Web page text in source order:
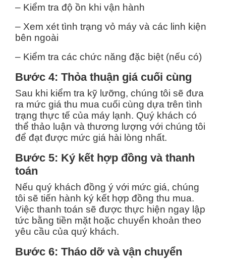
– Kiểm tra độ ồn khi vận hành
– Xem xét tình trạng vỏ máy và các linh kiện
bên ngoài
– Kiểm tra các chức năng đặc biệt (nếu có)
Bước 4: Thỏa thuận giá cuối cùng
Sau khi kiểm tra kỹ lưỡng, chúng tôi sẽ đưa
ra mức giá thu mua cuối cùng dựa trên tình
trạng thực tế của máy lạnh. Quý khách có
thể thảo luận và thương lượng với chúng tôi
để đạt được mức giá hài lòng nhất.
Bước 5: Ký kết hợp đồng và thanh
toán
Nếu quý khách đồng ý với mức giá, chúng
tôi sẽ tiến hành ký kết hợp đồng thu mua.
Việc thanh toán sẽ được thực hiện ngay lập
tức bằng tiền mặt hoặc chuyển khoản theo
yêu cầu của quý khách.
Bước 6: Tháo dỡ và vận chuyển